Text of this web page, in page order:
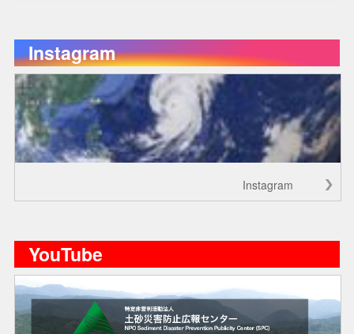
Instagram
Instagram
YouTube